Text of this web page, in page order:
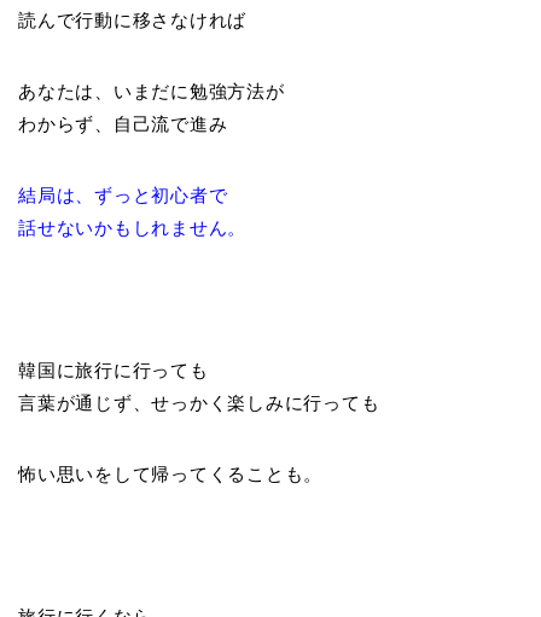
読んで行動に移さなければ
あなたは、いまだに勉強方法が
わからず、自己流で進み
結局は、ずっと初心者で
話せないかもしれません。
韓国に旅行に行っても
言葉が通じず、せっかく楽しみに行っても
怖い思いをして帰ってくることも。